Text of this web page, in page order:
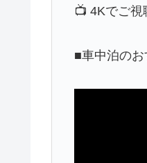
📺 4Kでご
■車中泊の